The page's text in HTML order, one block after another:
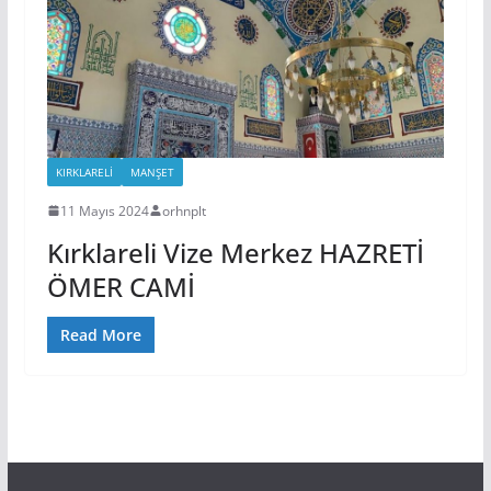
KIRKLARELI MANŞET
11 Mayıs 2024 orhnplt
Kırklareli Vize Merkez HAZRETİ
ÖMER CAMİ
Read More